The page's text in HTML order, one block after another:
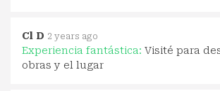
Cl D 2 years ago
Experiencia fantástica: Visité para
obras y el lugar